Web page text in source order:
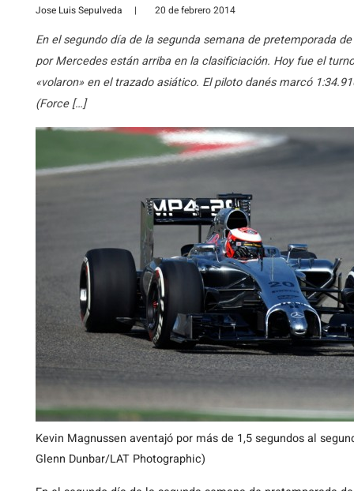
Jose Luis Sepulveda | 20 de febrero 2014
En el segundo día de la segunda semana de pretemporada
por Mercedes están arriba en la clasificiación. Hoy fue el
«volaron» en el trazado asiático. El piloto danés marcó
(Force […]
Kevin Magnussen aventajó por más de 1,5 segundos al
Glenn Dunbar/LAT Photographic)